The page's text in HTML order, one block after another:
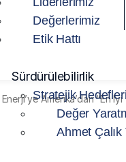
Değerlerimiz
Etik Hattı
Sürdürülebilirlik
Stratejik
Değer
Ahmet Çalık
Enerji’ye Amerika’dan “En